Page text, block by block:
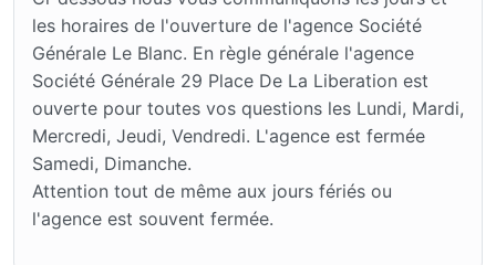
les horaires de l'ouverture de l'agence Société
Générale Le Blanc. En règle générale l'agence
Société Générale 29 Place De La Liberation est
ouverte pour toutes vos questions les Lundi, Mardi,
Mercredi, Jeudi, Vendredi. L'agence est fermée
Samedi, Dimanche.
Attention tout de même aux jours fériés ou
l'agence est souvent fermée.